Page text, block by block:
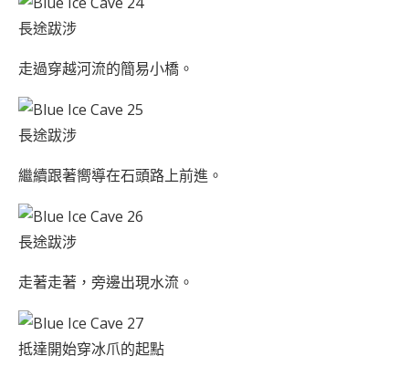
長途跋涉
走過穿越河流的簡易小橋。
長途跋涉
繼續跟著嚮導在石頭路上前進。
長途跋涉
走著走著，旁邊出現水流。
抵達開始穿冰爪的起點